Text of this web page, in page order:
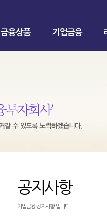
금융상품 기업금융
공지사항
기업금융 공지사항 입니다.